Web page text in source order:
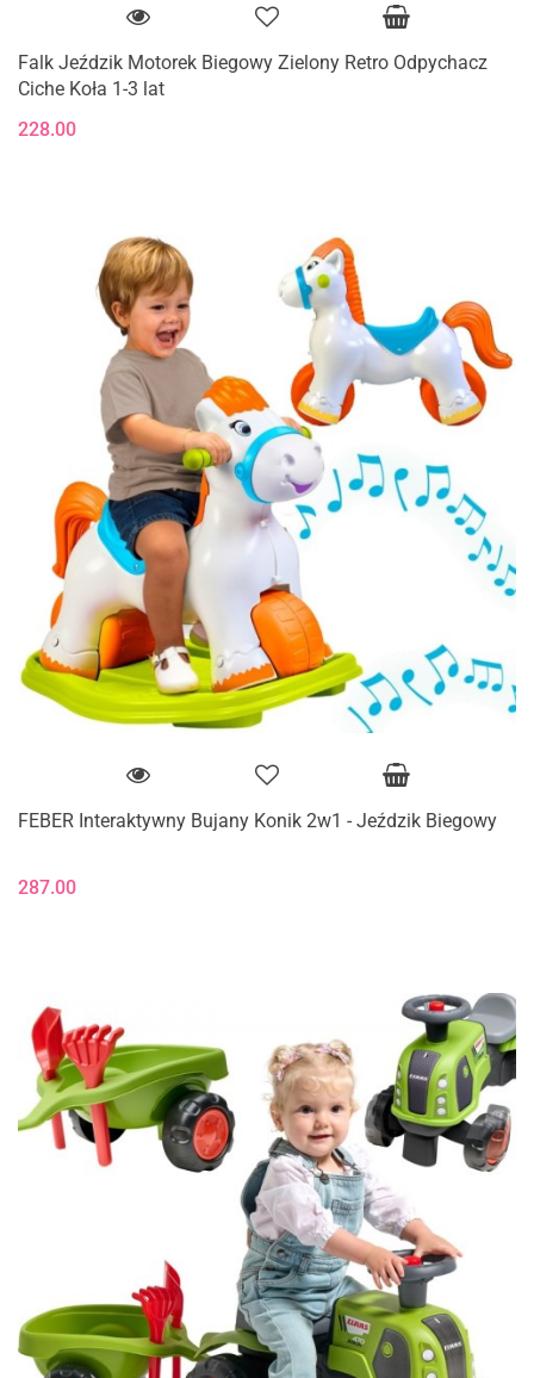
Falk Jeździk Motorek Biegowy Zielony Retro Odpychacz
Ciche Koła 1-3 lat
228.00
FEBER Interaktywny Bujany Konik 2w1 - Jeździk Biegowy
287.00